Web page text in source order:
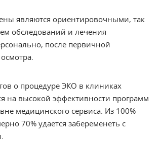
являются ориентировочными, так
обследований и лечения
после первичной
о процедуре ЭКО в клиниках
на высокой эффективности программ
медицинского сервиса. Из 100%
70% удается забеременеть с